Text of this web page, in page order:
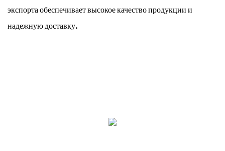
экспорта обеспечивает высокое качество продукции и
надежную доставку.